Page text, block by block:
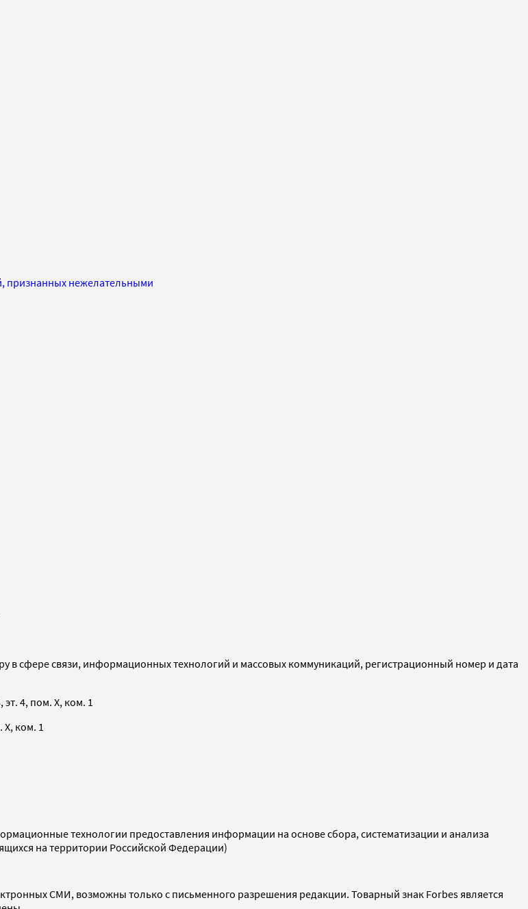
признанных нежелательными
в сфере связи, информационных технологий и массовых коммуникаций, регистрационный номер и дата
4, пом. X, ком. 1
ком. 1
технологии предоставления информации на основе сбора, систематизации и анализа
на территории Российской Федерации)
СМИ, возможны только с письменного разрешения редакции. Товарный знак Forbes является